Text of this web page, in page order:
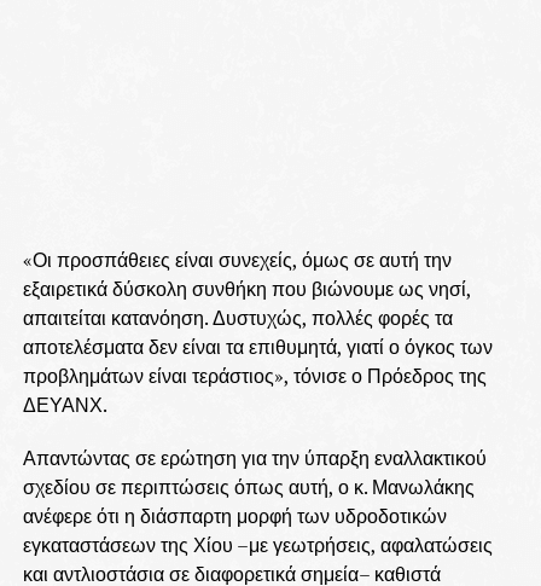
«Οι προσπάθειες είναι συνεχείς, όμως σε αυτή την
εξαιρετικά δύσκολη συνθήκη που βιώνουμε ως νησί,
απαιτείται κατανόηση. Δυστυχώς, πολλές φορές τα
αποτελέσματα δεν είναι τα επιθυμητά, γιατί ο όγκος των
προβλημάτων είναι τεράστιος», τόνισε ο Πρόεδρος της
ΔΕΥΑΝΧ.
Απαντώντας σε ερώτηση για την ύπαρξη εναλλακτικού
σχεδίου σε περιπτώσεις όπως αυτή, ο κ. Μανωλάκης
ανέφερε ότι η διάσπαρτη μορφή των υδροδοτικών
εγκαταστάσεων της Χίου –με γεωτρήσεις, αφαλατώσεις
και αντλιοστάσια σε διαφορετικά σημεία– καθιστά